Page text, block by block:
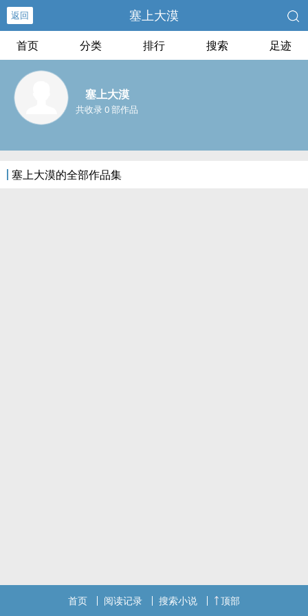
返回 塞上大漠
首页 分类 排行 搜索 足迹
塞上大漠
共收录 0 部作品
塞上大漠的全部作品集
首页 阅读记录 搜索小说 顶部